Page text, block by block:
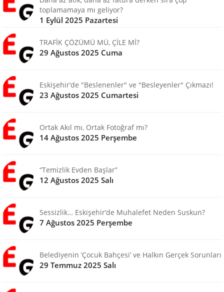
toplamamaya mı geliyor?
1 Eylül 2025 Pazartesi
TRAFİK ÇÖZÜMÜ MÜ, ÇİLE Mİ?
29 Ağustos 2025 Cuma
Eskişehir’de "Beslenenler" ve "Besleyenler" Çıkmazı!
23 Ağustos 2025 Cumartesi
Ortak Akıl mı, Ortak Fotoğraf mı?
14 Ağustos 2025 Perşembe
“Temizlik Evden Başlar”
12 Ağustos 2025 Salı
Sessizlik… Eskişehir’de Muhalefet Neden Suskun?
7 Ağustos 2025 Perşembe
Belediyenin ’Çocuk Bahçesi’ ve Halkın Gerçek Sorunları
29 Temmuz 2025 Salı